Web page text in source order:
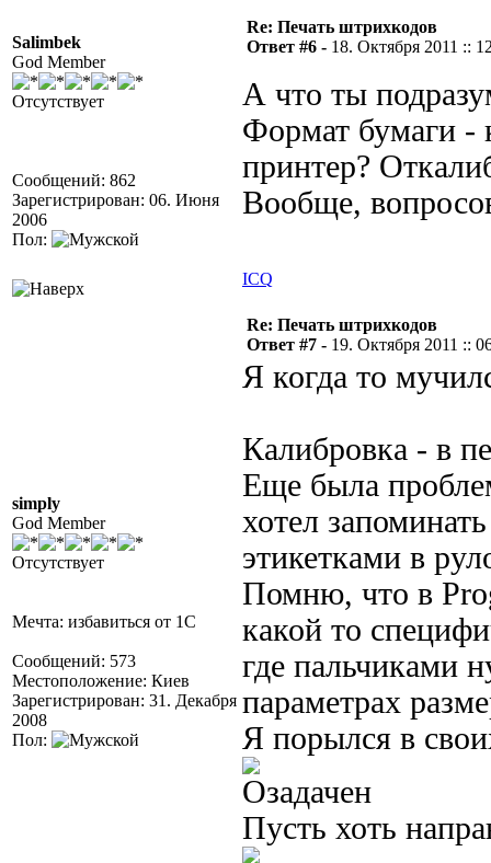
Salimbek
God Member
Отсутствует
Сообщений: 862
Зарегистрирован: 06. Июня
2006
Пол:
Re: Печать штрихкодов
Ответ #6 - 18. Октября 2011 ::
А что ты
Формат бумаги -
принтер?
Вообще,
ICQ
simply
God Member
Отсутствует
Мечта: избавиться от 1С
Сообщений: 573
Местоположение: Киев
Зарегистрирован: 31. Декабря
2008
Пол:
Re: Печать штрихкодов
Ответ #7 - 19. Октября 2011 ::
Я когда то
Калибровка - в
Еще была
хотел
этикетками в
Помню, что в
какой то
где пальчиками
параметрах
Я порылся в
Пусть хоть